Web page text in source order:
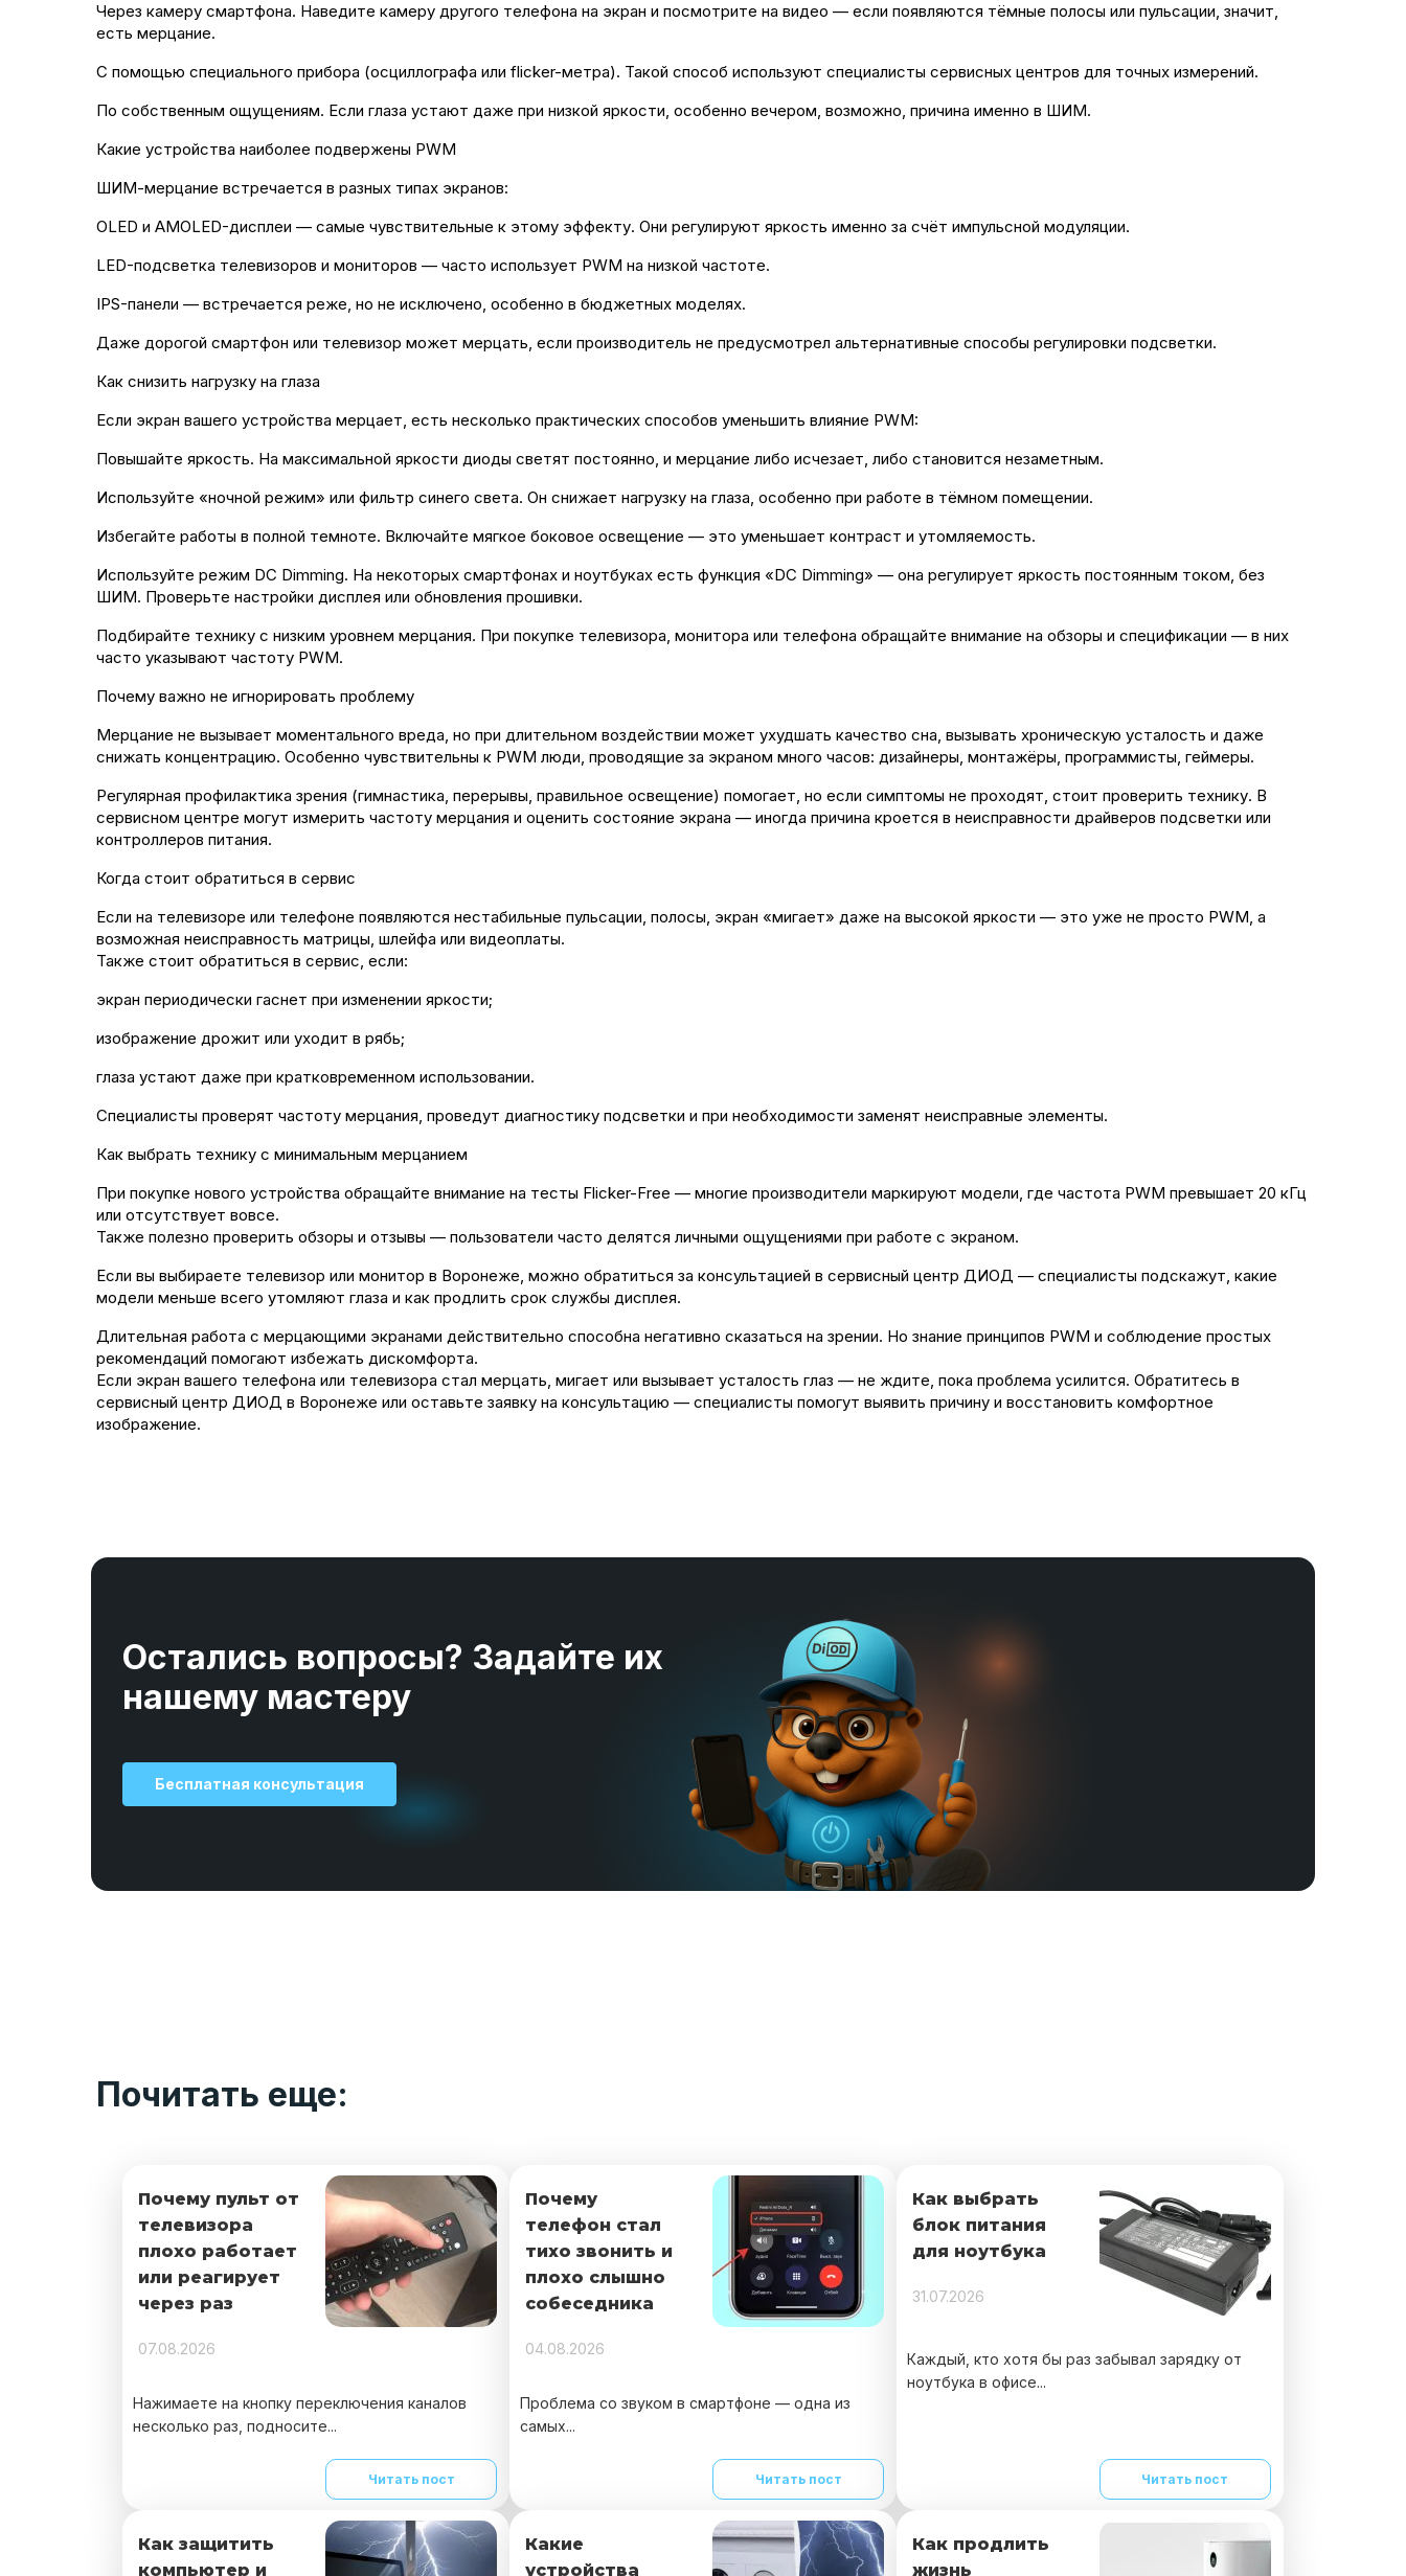
Через камеру смартфона. Наведите камеру другого телефона на экран и посмотрите на видео — если появляются тёмные полосы или пульсации, значит,
есть мерцание.
С помощью специального прибора (осциллографа или flicker-метра). Такой способ используют специалисты сервисных центров для точных измерений.
По собственным ощущениям. Если глаза устают даже при низкой яркости, особенно вечером, возможно, причина именно в ШИМ.
Какие устройства наиболее подвержены PWM
ШИМ-мерцание встречается в разных типах экранов:
OLED и AMOLED-дисплеи — самые чувствительные к этому эффекту. Они регулируют яркость именно за счёт импульсной модуляции.
LED-подсветка телевизоров и мониторов — часто использует PWM на низкой частоте.
IPS-панели — встречается реже, но не исключено, особенно в бюджетных моделях.
Даже дорогой смартфон или телевизор может мерцать, если производитель не предусмотрел альтернативные способы регулировки подсветки.
Как снизить нагрузку на глаза
Если экран вашего устройства мерцает, есть несколько практических способов уменьшить влияние PWM:
Повышайте яркость. На максимальной яркости диоды светят постоянно, и мерцание либо исчезает, либо становится незаметным.
Используйте «ночной режим» или фильтр синего света. Он снижает нагрузку на глаза, особенно при работе в тёмном помещении.
Избегайте работы в полной темноте. Включайте мягкое боковое освещение — это уменьшает контраст и утомляемость.
Используйте режим DC Dimming. На некоторых смартфонах и ноутбуках есть функция «DC Dimming» — она регулирует яркость постоянным током, без
ШИМ. Проверьте настройки дисплея или обновления прошивки.
Подбирайте технику с низким уровнем мерцания. При покупке телевизора, монитора или телефона обращайте внимание на обзоры и спецификации — в них
часто указывают частоту PWM.
Почему важно не игнорировать проблему
Мерцание не вызывает моментального вреда, но при длительном воздействии может ухудшать качество сна, вызывать хроническую усталость и даже
снижать концентрацию. Особенно чувствительны к PWM люди, проводящие за экраном много часов: дизайнеры, монтажёры, программисты, геймеры.
Регулярная профилактика зрения (гимнастика, перерывы, правильное освещение) помогает, но если симптомы не проходят, стоит проверить технику. В
сервисном центре могут измерить частоту мерцания и оценить состояние экрана — иногда причина кроется в неисправности драйверов подсветки или
контроллеров питания.
Когда стоит обратиться в сервис
Если на телевизоре или телефоне появляются нестабильные пульсации, полосы, экран «мигает» даже на высокой яркости — это уже не просто PWM, а
возможная неисправность матрицы, шлейфа или видеоплаты.
Также стоит обратиться в сервис, если:
экран периодически гаснет при изменении яркости;
изображение дрожит или уходит в рябь;
глаза устают даже при кратковременном использовании.
Специалисты проверят частоту мерцания, проведут диагностику подсветки и при необходимости заменят неисправные элементы.
Как выбрать технику с минимальным мерцанием
При покупке нового устройства обращайте внимание на тесты Flicker-Free — многие производители маркируют модели, где частота PWM превышает 20 кГц
или отсутствует вовсе.
Также полезно проверить обзоры и отзывы — пользователи часто делятся личными ощущениями при работе с экраном.
Если вы выбираете телевизор или монитор в Воронеже, можно обратиться за консультацией в сервисный центр ДИОД — специалисты подскажут, какие
модели меньше всего утомляют глаза и как продлить срок службы дисплея.
Длительная работа с мерцающими экранами действительно способна негативно сказаться на зрении. Но знание принципов PWM и соблюдение простых
рекомендаций помогают избежать дискомфорта.
Если экран вашего телефона или телевизора стал мерцать, мигает или вызывает усталость глаз — не ждите, пока проблема усилится. Обратитесь в
сервисный центр ДИОД в Воронеже или оставьте заявку на консультацию — специалисты помогут выявить причину и восстановить комфортное
изображение.
Остались вопросы? Задайте их
нашему мастеру
Бесплатная консультация
Почитать еще:
Почему пульт от
телевизора
плохо работает
или реагирует
через раз
07.08.2026
Нажимаете на кнопку переключения каналов
несколько раз, подносите...
Читать пост
Почему
телефон стал
тихо звонить и
плохо слышно
собеседника
04.08.2026
Проблема со звуком в смартфоне — одна из
самых...
Читать пост
Как выбрать
блок питания
для ноутбука
31.07.2026
Каждый, кто хотя бы раз забывал зарядку от
ноутбука в офисе...
Читать пост
Как защитить
компьютер и
Какие
устройства
Как продлить
жизнь